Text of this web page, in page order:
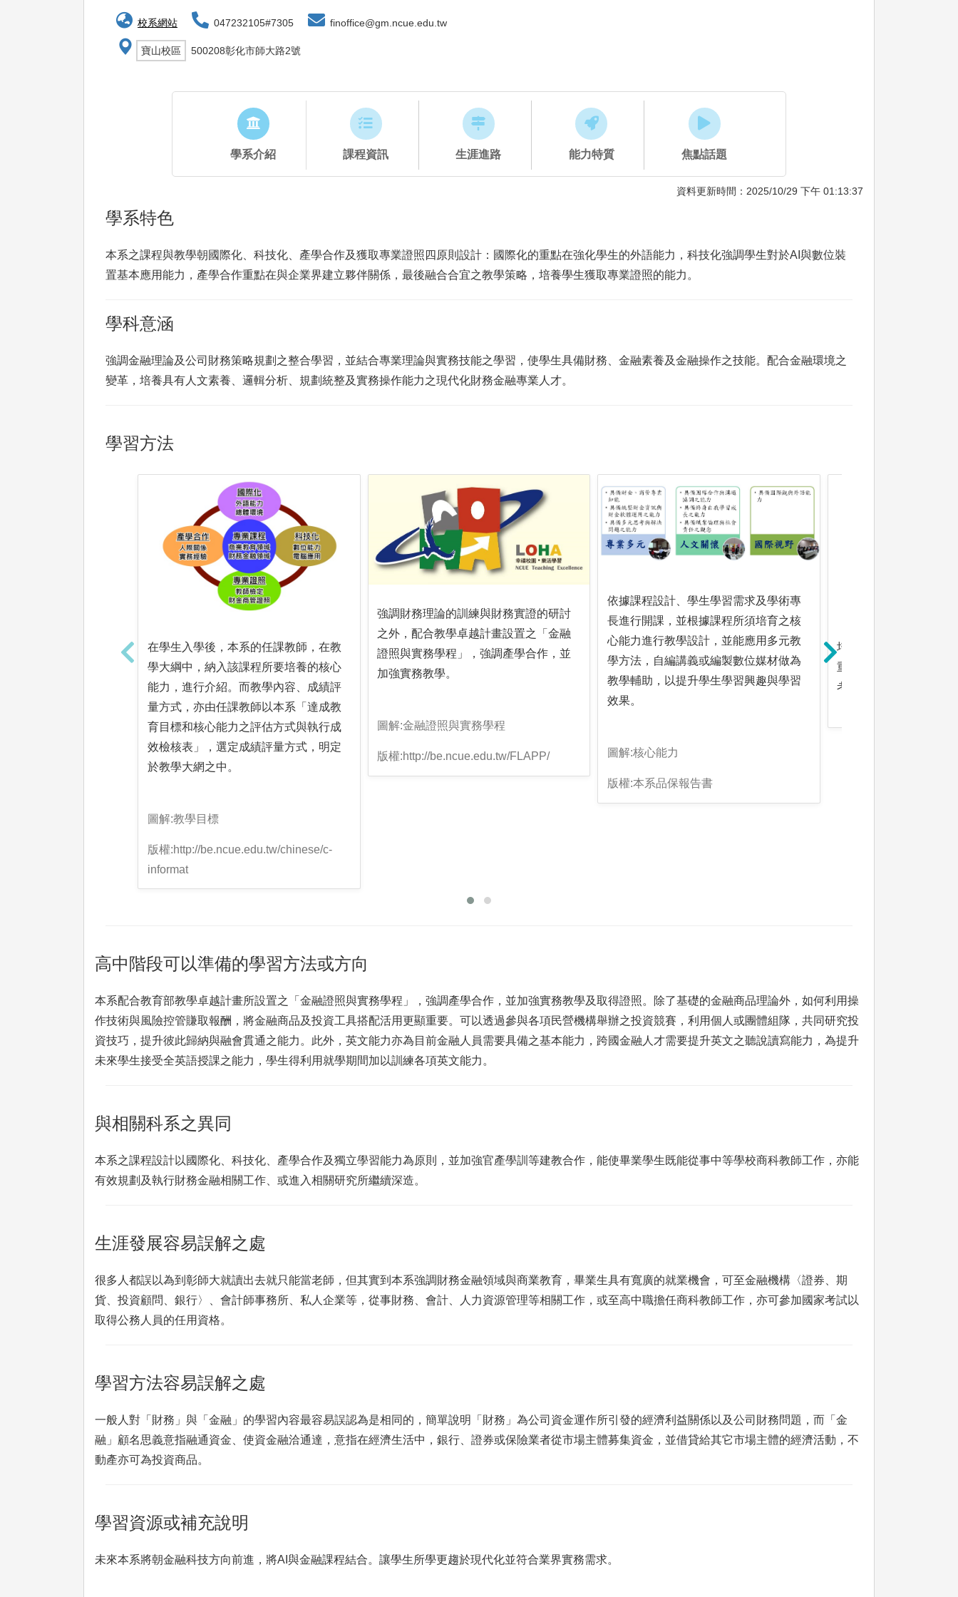
校系網站 047232105#7305 finoffice@gm.ncue.edu.tw
寶山校區 500208彰化市師大路2號
學系介紹 課程資訊 生涯進路 能力特質 焦點話題
資料更新時間：2025/10/29 下午 01:13:37
學系特色
本系之課程與教學朝國際化、科技化、產學合作及獲取專業證照四原則設計：國際化的重點在強化學生的外語能力，科技化強調學生對於AI與數位裝
置基本應用能力，產學合作重點在與企業界建立夥伴關係，最後融合合宜之教學策略，培養學生獲取專業證照的能力。
學科意涵
強調金融理論及公司財務策略規劃之整合學習，並結合專業理論與實務技能之學習，使學生具備財務、金融素養及金融操作之技能。配合金融環境之
變革，培養具有人文素養、邏輯分析、規劃統整及實務操作能力之現代化財務金融專業人才。
學習方法
在學生入學後，本系的任課教師，在教
學大綱中，納入該課程所要培養的核心
能力，進行介紹。而教學內容、成績評
量方式，亦由任課教師以本系「達成教
育目標和核心能力之評估方式與執行成
效檢核表」，選定成績評量方式，明定
於教學大網之中。
圖解:教學目標
版權:http://be.ncue.edu.tw/chinese/c-
informat
強調財務理論的訓練與財務實證的研討
之外，配合教學卓越計畫設置之「金融
證照與實務學程」，強調產學合作，並
加強實務教學。
圖解:金融證照與實務學程
版權:http://be.ncue.edu.tw/FLAPP/
依據課程設計、學生學習需求及學術專
長進行開課，並根據課程所須培育之核
心能力進行教學設計，並能應用多元教
學方法，自編講義或編製數位媒材做為
教學輔助，以提升學生學習興趣與學習
效果。
圖解:核心能力
版權:本系品保報告書
培養具備財金暨商管專
重視職業倫理與社會責
考與終身學習的財務金
高中階段可以準備的學習方法或方向
本系配合教育部教學卓越計畫所設置之「金融證照與實務學程」，強調產學合作，並加強實務教學及取得證照。除了基礎的金融商品理論外，如何利用操
作技術與風險控管賺取報酬，將金融商品及投資工具搭配活用更顯重要。可以透過參與各項民營機構舉辦之投資競賽，利用個人或團體組隊，共同研究投
資技巧，提升彼此歸納與融會貫通之能力。此外，英文能力亦為目前金融人員需要具備之基本能力，跨國金融人才需要提升英文之聽說讀寫能力，為提升
未來學生接受全英語授課之能力，學生得利用就學期間加以訓練各項英文能力。
與相關科系之異同
本系之課程設計以國際化、科技化、產學合作及獨立學習能力為原則，並加強官產學訓等建教合作，能使畢業學生既能從事中等學校商科教師工作，亦能
有效規劃及執行財務金融相關工作、或進入相關研究所繼續深造。
生涯發展容易誤解之處
很多人都誤以為到彰師大就讀出去就只能當老師，但其實到本系強調財務金融領域與商業教育，畢業生具有寬廣的就業機會，可至金融機構〈證券、期
貨、投資顧問、銀行〉、會計師事務所、私人企業等，從事財務、會計、人力資源管理等相關工作，或至高中職擔任商科教師工作，亦可參加國家考試以
取得公務人員的任用資格。
學習方法容易誤解之處
一般人對「財務」與「金融」的學習內容最容易誤認為是相同的，簡單說明「財務」為公司資金運作所引發的經濟利益關係以及公司財務問題，而「金
融」顧名思義意指融通資金、使資金融洽通達，意指在經濟生活中，銀行、證券或保險業者從市場主體募集資金，並借貸給其它市場主體的經濟活動，不
動產亦可為投資商品。
學習資源或補充說明
未來本系將朝金融科技方向前進，將AI與金融課程結合。讓學生所學更趨於現代化並符合業界實務需求。